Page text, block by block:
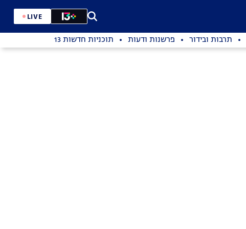
LIVE
תרבות ובידור פרשנות ודעות תוכניות חדשות 13